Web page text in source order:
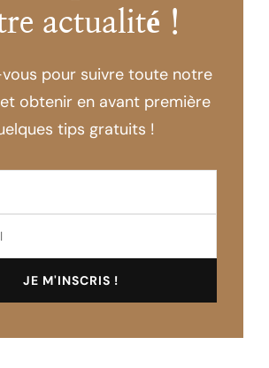
actualité !
pour suivre toute notre
obtenir en avant première
tips gratuits !